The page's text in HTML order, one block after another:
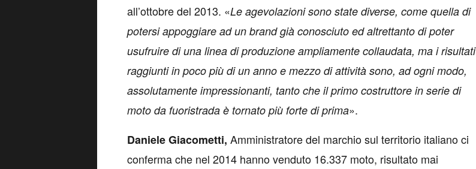
all’ottobre del 2013. «Le agevolazioni sono state diverse, come quella di
potersi appoggiare ad un brand già conosciuto ed altrettanto di poter
usufruire di una linea di produzione ampliamente collaudata, ma i risultati
raggiunti in poco più di un anno e mezzo di attività sono, ad ogni modo,
assolutamente impressionanti, tanto che il primo costruttore in serie di
moto da fuoristrada è tornato più forte di prima».
Daniele Giacometti, Amministratore del marchio sul territorio italiano ci
conferma che nel 2014 hanno venduto 16.337 moto, risultato mai